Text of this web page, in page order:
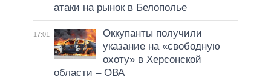
атаки на рынок в Белополье
17:01
Оккупанты получили
указание на «свободную
охоту» в Херсонской
области – ОВА